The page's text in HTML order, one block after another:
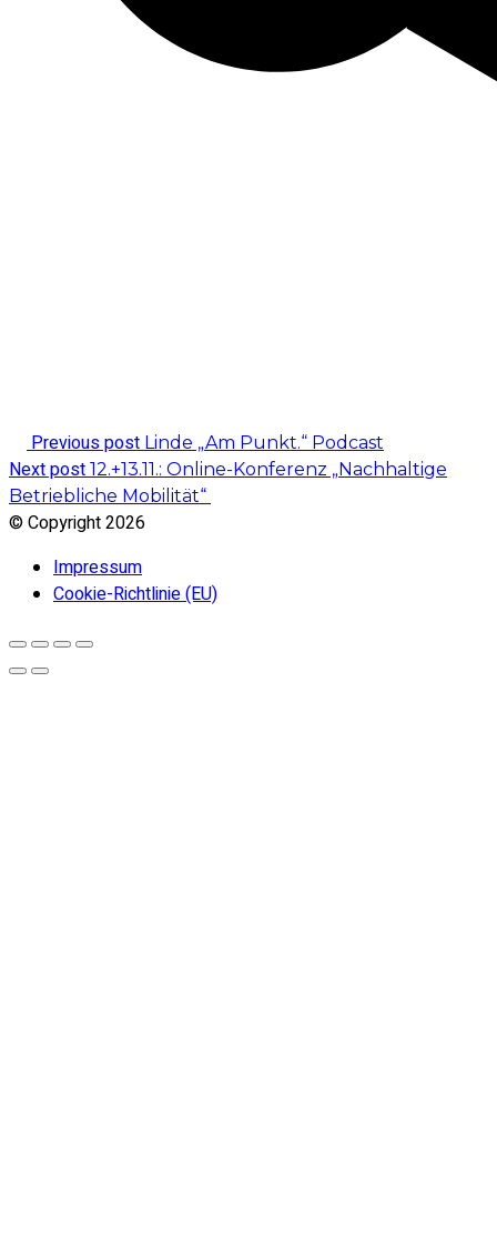
Previous post Linde „Am Punkt.“ Podcast
Next post 12.+13.11.: Online-Konferenz „Nachhaltige
Betriebliche Mobilität“
© Copyright2026
Impressum
Cookie-Richtlinie (EU)
Go
to